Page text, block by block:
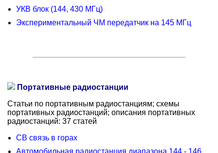
УКВ блок (144, 430 МГц)
Экспериментальный ЧМ передатчик на 145 МГц
Портативные радиостанции
Статьи по портативным радиостанциям; схемы
портативных радиостанций; описания портативных
радиостанций: 37 статей
CB связь в горах